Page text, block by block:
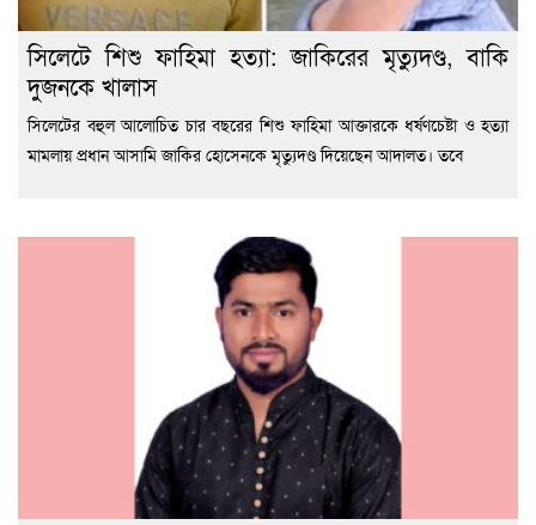
সিলেটে শিশু ফাহিমা হত্যা: জাকিরের মৃত্যুদণ্ড, বাকি
দুজনকে খালাস
সিলেটের বহুল আলোচিত চার বছরের শিশু ফাহিমা আক্তারকে ধর্ষণচেষ্টা ও হত্যা
মামলায় প্রধান আসামি জাকির হোসেনকে মৃত্যুদণ্ড দিয়েছেন আদালত। তবে